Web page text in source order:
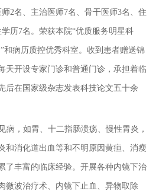
2名、主治医师7名、骨干医师3名、住
历7名。荣获本院“优质服务明星科
和病历质控优秀科室。收到患者赠送锦
天开设专家门诊和普通门诊，承担着临
后在国家级杂志发表科技论文五十余
病，如胃、十二指肠溃疡、慢性胃炎，
和消化道出血等和不明原因黄疸、消瘦
了丰富的临床经验。开展各种内镜下治
微波治疗术、内镜下止血、异物取除